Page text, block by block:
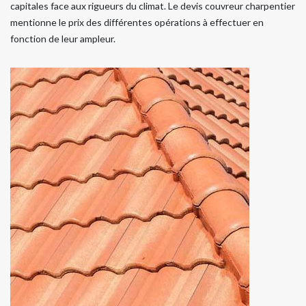
capitales face aux rigueurs du climat. Le devis couvreur charpentier
mentionne le prix des différentes opérations à effectuer en
fonction de leur ampleur.